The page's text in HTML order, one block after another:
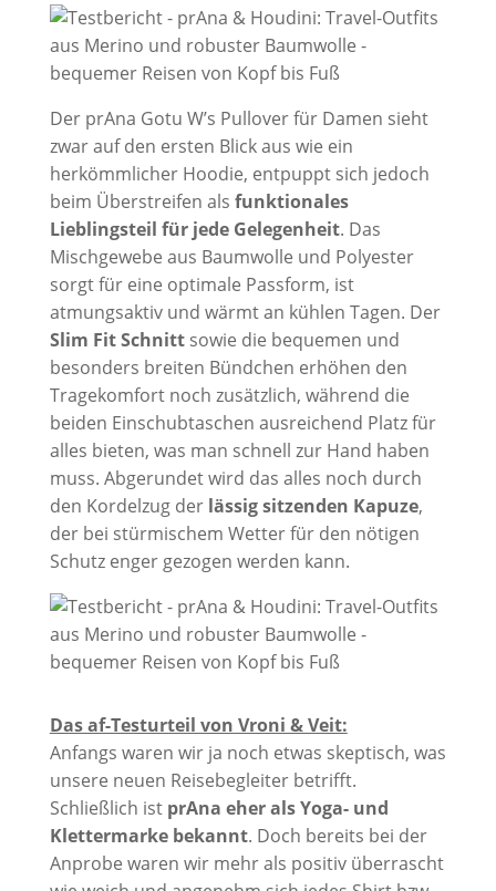
Der prAna Gotu W’s Pullover für Damen sieht
zwar auf den ersten Blick aus wie ein
herkömmlicher Hoodie, entpuppt sich jedoch
beim Überstreifen als funktionales
Lieblingsteil für jede Gelegenheit. Das
Mischgewebe aus Baumwolle und Polyester
sorgt für eine optimale Passform, ist
atmungsaktiv und wärmt an kühlen Tagen. Der
Slim Fit Schnittsowie die bequemen und
besonders breiten Bündchen erhöhen den
Tragekomfort noch zusätzlich, während die
beiden Einschubtaschen ausreichend Platz für
alles bieten, was man schnell zur Hand haben
muss. Abgerundet wird das alles noch durch
den Kordelzug der lässig sitzenden Kapuze,
der bei stürmischem Wetter für den nötigen
Schutz enger gezogen werden kann.
Das af-Testurteil von Vroni & Veit:
Anfangs waren wir ja noch etwas skeptisch, was
unsere neuen Reisebegleiter betrifft.
Schließlich ist prAna eher als Yoga- und
Klettermarke bekannt. Doch bereits bei der
Anprobe waren wir mehr als positiv überrascht